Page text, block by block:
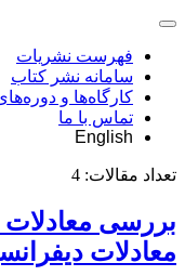
فهرست نشریات
سامانه نشر کتاب
کارگاه‌ها و
تماس با ما
English
تعداد مقالات: 4
بررسی معادلات
معادلات